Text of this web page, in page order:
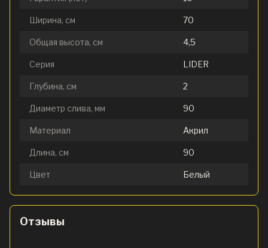
Ширина, см 70
Общая высота, см 4,5
Серия LIDER
Глубина, см 2
Диаметр слива, мм 90
Материал Акрил
Длина, см 90
Цвет Белый
Отзывы